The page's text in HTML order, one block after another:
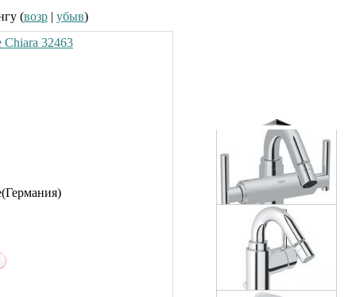
(возр | убыв)
Chiara 32463
Смеситель для биде Grohe
Aria 24030
8460.00 руб.
Смеситель для биде Grohe
Atrio 24026
12730.00 руб.